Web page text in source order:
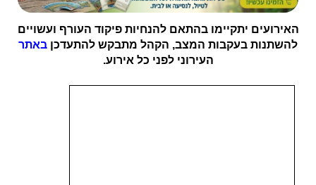
האירועים יתקיימו בהתאם להנחיות פיקוד העורף ועשויים
להשתנות בעקבות המצב, הקהל מתבקש להתעדכן באתר
העירוני לפני כל אירוע.